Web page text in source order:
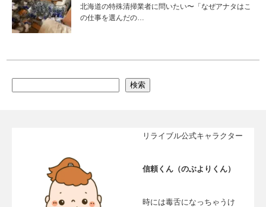
北海道の特殊清掃業者に問いたい〜「なぜアナタはこ
の仕事を選んだの…
検索
リライブル公式キャラクター
信頼くん（のぶよりくん）
時には毒舌になっちゃうけ